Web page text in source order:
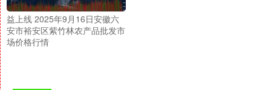
益上线 2025年9月16日安徽六
安市裕安区紫竹林农产品批发市
场价格行情